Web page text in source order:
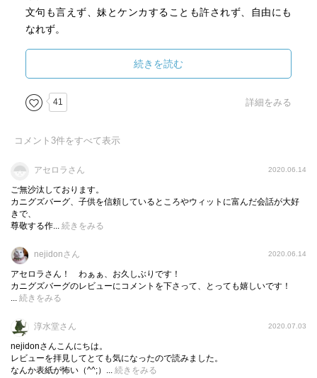
文句も言えず、妹とケンカすることも許されず、自由にも
なれず。
それを見出したのは、行方不明になっていた姉・キャロラ
ンだった・・・
ミステリータッチで展開していくが、恐ろしいことなど何
謎ときの部分があるとしたら、突然現れたキャロラインが
本物かどうかという点。
だ。
しかし、何のために？それが明らかにされていく過程が読
みどころだ。
無駄のないキリリとした描写と、明るくカラっとした知的
キャロラインによって、徐々に変わっていくウィンストン
家。恐怖心を乗り越えながら新しい世界へ足を踏み入れる
うっかり読み飛ばそうものなら置いて行かれる。
あなたはあなたのままでいいのよ、なんて言う日本式の優
しさはない。
続きを読む
41 詳細をみる
コメント 3件をすべて表示
アセロラさん 2020.06.14
ご無沙汰しております。
カニグズバーグ、子供を信頼しているところやウィットに富んだ会話が大好
きで、
尊敬する作... 続きをみる
nejidonさん 2020.06.14
アセロラさん！ わぁぁ、お久しぶりです！
カニグズバーグのレビューにコメントを下さって、とっても嬉しいです！
... 続きをみる
淳水堂さん 2020.07.03
nejidonさんこんにちは。
レビューを拝見してとても気になったので読みました。
なんか表紙が怖い（^^;）... 続きをみる